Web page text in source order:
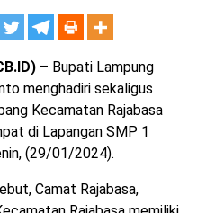
– Bupati Lampung
menghadiri sekaligus
Kecamatan Rajabasa
di Lapangan SMP 1
(29/01/2024).
Camat Rajabasa,